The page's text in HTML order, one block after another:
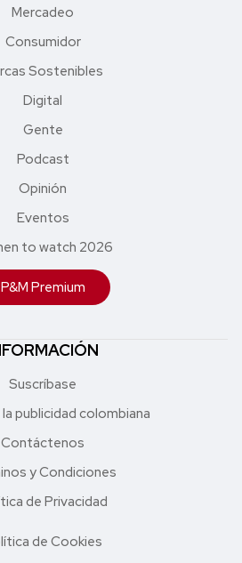
Mercadeo
Consumidor
Sostenibles
Digital
Gente
Podcast
Opinión
Eventos
to watch 2026
P&M Premium
Suscríbase
publicidad colombiana
Contáctenos
y Condiciones
de Privacidad
de Cookies